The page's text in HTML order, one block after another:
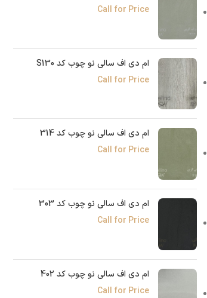
Call for Price
ام دی اف سالی نو چوب کد S130
Call for Price
ام دی اف سالی نو چوب کد 314
Call for Price
ام دی اف سالی نو چوب کد 303
Call for Price
ام دی اف سالی نو چوب کد 402
Call for Price